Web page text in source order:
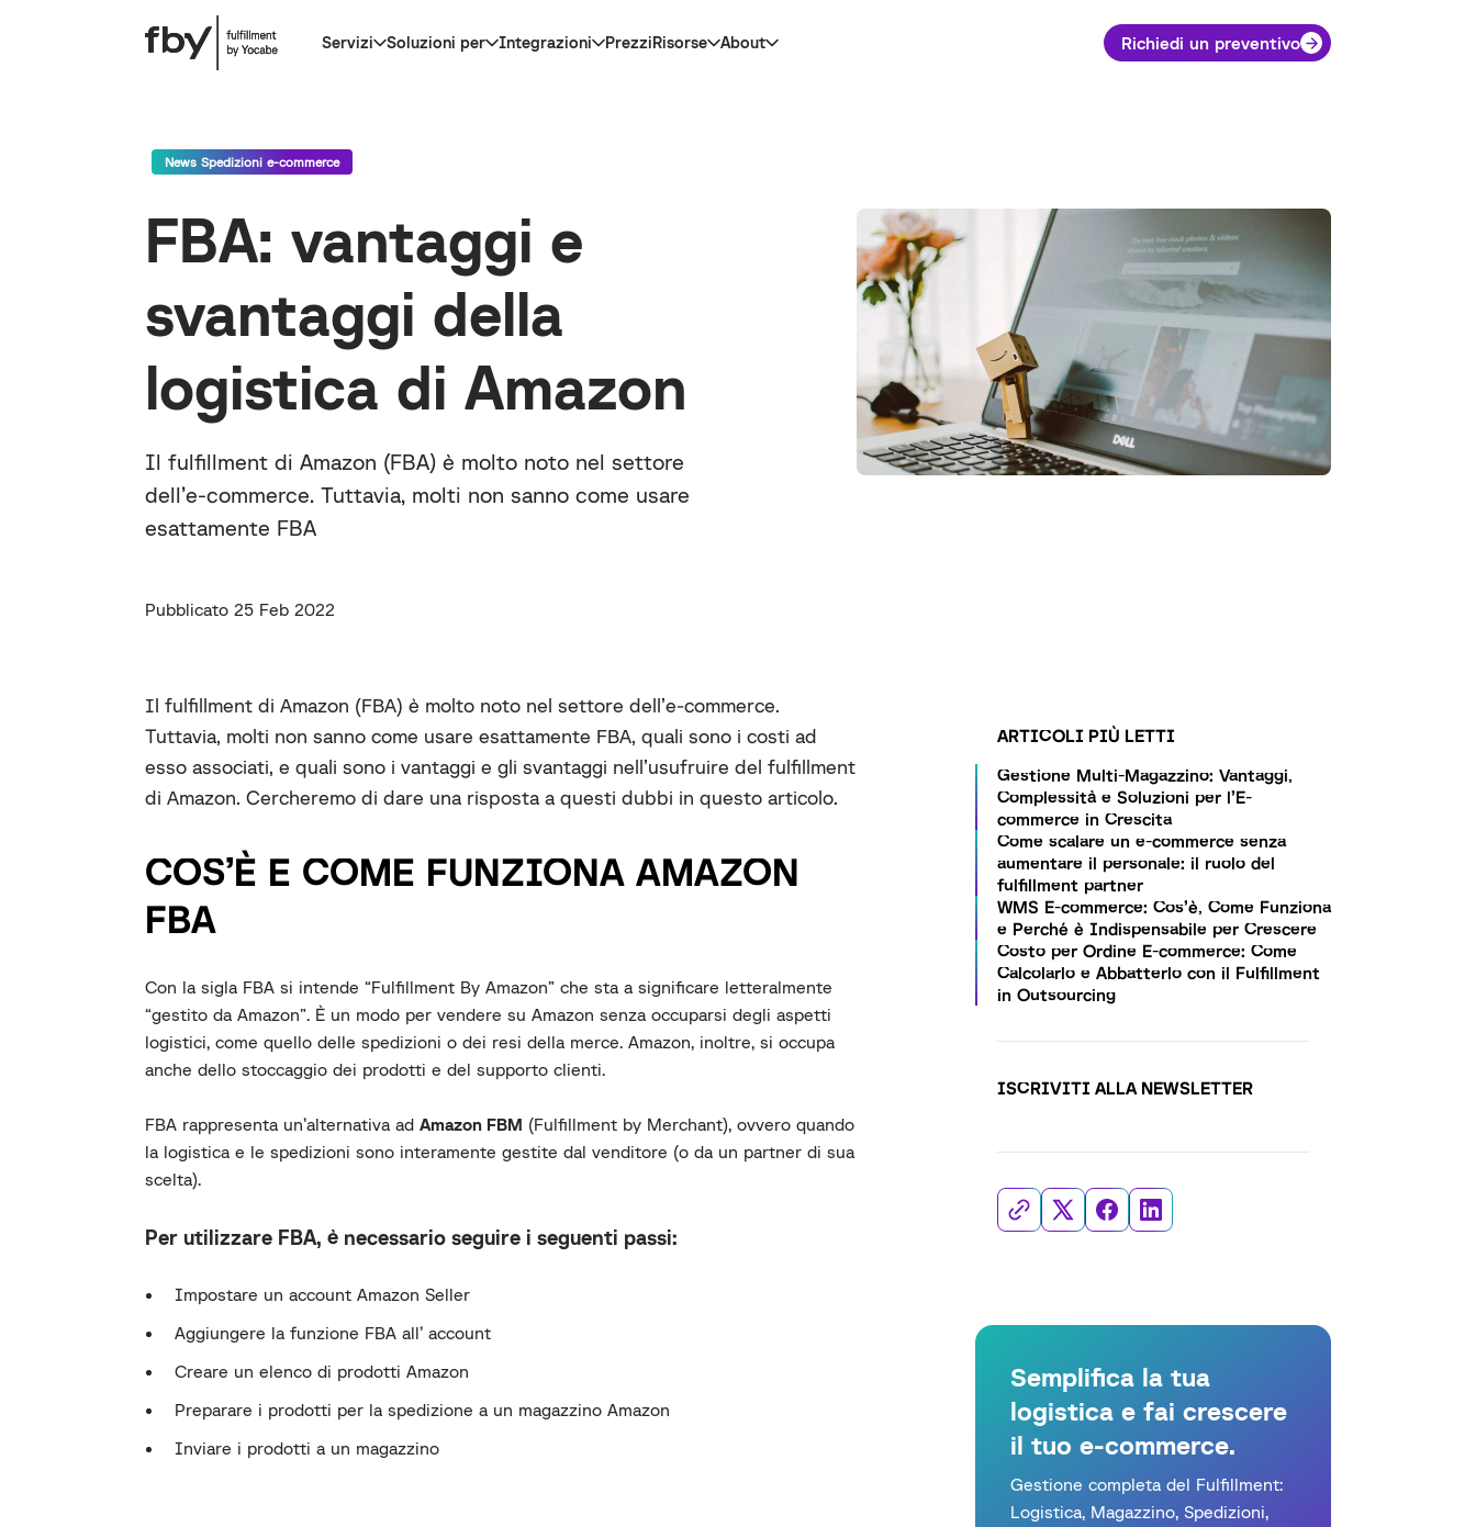
Servizi Soluzioni per Integrazioni PrezziRisorse About Richiedi un preventivo
News Spedizioni e-commerce
FBA: vantaggi e
svantaggi della
logistica di Amazon
Il fulfillment di Amazon (FBA) è molto noto nel settore
dell’e-commerce. Tuttavia, molti non sanno come usare
esattamente FBA
Pubblicato 25 Feb 2022
Il fulfillment di Amazon (FBA) è molto noto nel settore dell’e-commerce.
Tuttavia, molti non sanno come usare esattamente FBA, quali sono i costi ad
esso associati, e quali sono i vantaggi e gli svantaggi nell’usufruire del fulfillment
di Amazon. Cercheremo di dare una risposta a questi dubbi in questo articolo.
COS’È E COME FUNZIONA AMAZON
FBA
Con la sigla FBA si intende “Fulfillment By Amazon” che sta a significare letteralmente
“gestito da Amazon”. È un modo per vendere su Amazon senza occuparsi degli aspetti
logistici, come quello delle spedizioni o dei resi della merce. Amazon, inoltre, si occupa
anche dello stoccaggio dei prodotti e del supporto clienti.
FBA rappresenta un’alternativa ad Amazon FBM (Fulfillment by Merchant), ovvero quando
la logistica e le spedizioni sono interamente gestite dal venditore (o da un partner di sua
scelta).
Per utilizzare FBA, è necessario seguire i seguenti passi:
Impostare un account Amazon Seller
Aggiungere la funzione FBA all’ account
Creare un elenco di prodotti Amazon
Preparare i prodotti per la spedizione a un magazzino Amazon
Inviare i prodotti a un magazzino
ARTICOLI PIÙ LETTI
Gestione Multi-Magazzino: Vantaggi,
Complessità e Soluzioni per l’E-
commerce in Crescita
Come scalare un e-commerce senza
aumentare il personale: il ruolo del
fulfillment partner
WMS E-commerce: Cos’è, Come Funziona
e Perché è Indispensabile per Crescere
Costo per Ordine E-commerce: Come
Calcolarlo e Abbatterlo con il Fulfillment
in Outsourcing
ISCRIVITI ALLA NEWSLETTER
Semplifica la tua
logistica e fai crescere
il tuo e-commerce.
Gestione completa del Fulfillment:
Logistica, Magazzino, Spedizioni,